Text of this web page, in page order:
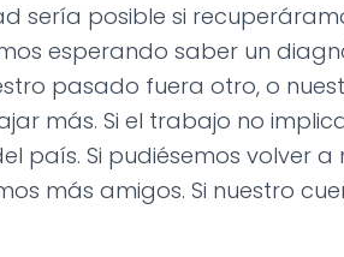
sería posible si
esperando saber un
pasado fuera otro, o
más. Si el trabajo no
país. Si pudiésemos volver a
más amigos. Si nuestro